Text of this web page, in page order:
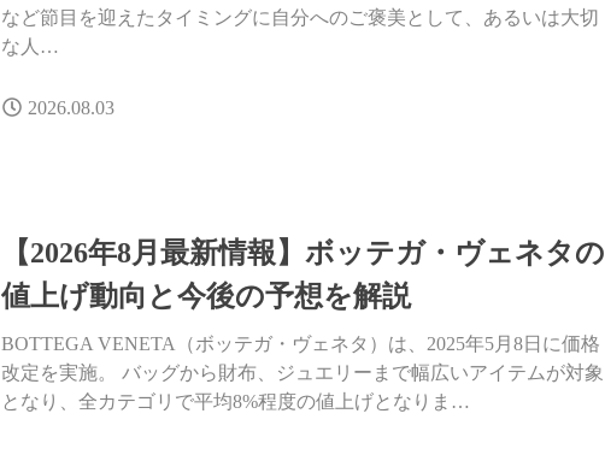
など節目を迎えたタイミングに自分へのご褒美として、あるいは大切
な人…
2026.08.03
【2026年8月最新情報】ボッテガ・ヴェネタの
値上げ動向と今後の予想を解説
BOTTEGA VENETA（ボッテガ・ヴェネタ）は、2025年5月8日に価格
改定を実施。 バッグから財布、ジュエリーまで幅広いアイテムが対象
となり、全カテゴリで平均8%程度の値上げとなりま…